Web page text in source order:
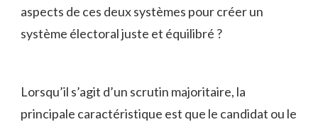
aspects de ces deux systèmes⁢ pour créer un
système électoral juste et ​équilibré ?
Lorsqu’il⁢ s’agit d’un scrutin⁣ majoritaire, la⁣
principale ⁢caractéristique⁣ est​ que le candidat ou le​